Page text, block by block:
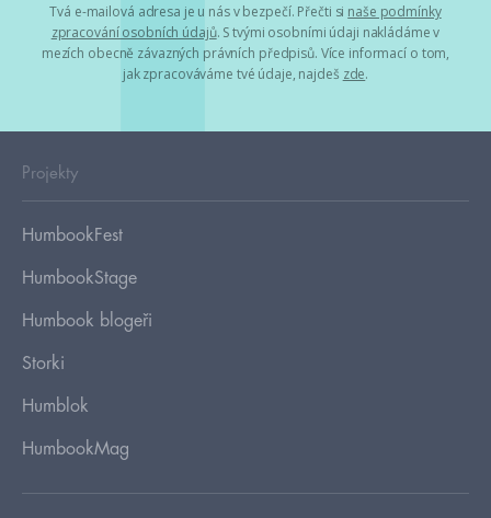
Tvá e-mailová adresa je u nás v bezpečí. Přečti si naše podmínky
zpracování osobních údajů. S tvými osobními údaji nakládáme v
mezích obecně závazných právních předpisů. Více informací o tom,
jak zpracováváme tvé údaje, najdeš zde.
Projekty
HumbookFest
HumbookStage
Humbook blogeři
Storki
Humblok
HumbookMag